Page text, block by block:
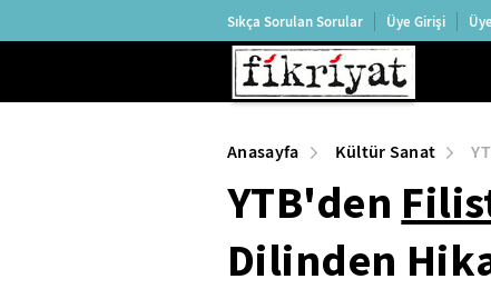
Sıkça Sorulan Sorular Üye Girişi
Anasayfa Kültür Sanat
YTB'den
Dilinden